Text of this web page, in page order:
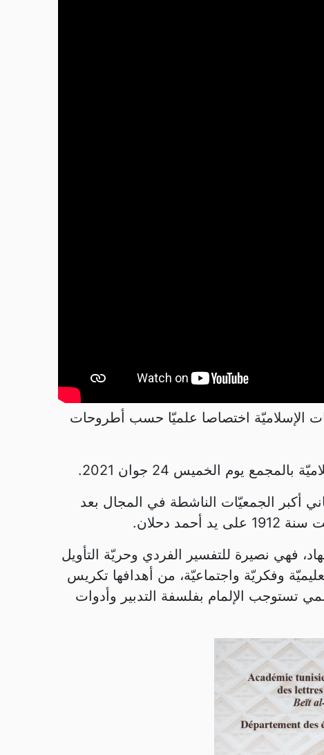
الإسلاميّة اختصاصا علميّا حسب أطروحات
يوم الخميس 24 جوان 2021.
أكبر الجمعيّات الناشطة في المجال بعد
فهي نصيرة للتفسير الفردي وحريّة التأويل
وفكريّة واجتماعيّة، من أهدافها تكريس
تستوجب الإلمام بفلسفة التدبير وأدوات